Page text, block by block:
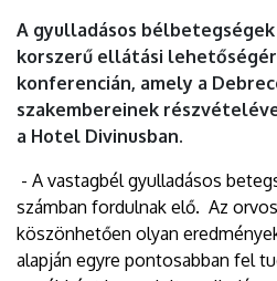
A gyulladásos
korszerű ellátási
konferencián, amely a
szakembereinek
a Hotel Divinusban.
- A vastagbél gyulladásos
számban fordulnak elő. Az
köszönhetően olyan
alapján egyre pontosabban fel